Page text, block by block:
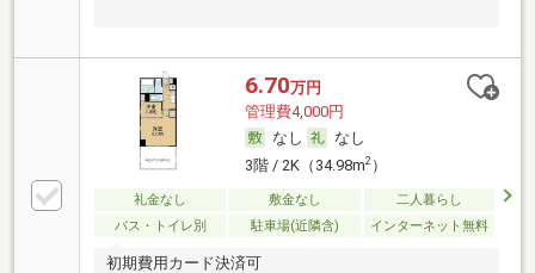
6.70万円
管理費4,000円
なし
なし
3階 / 2K（34.98m2）
礼金なし 敷金なし
二人暮らし
バス・トイレ別
駐車場(近隣含) インターネット無料
初期費用カード決済可